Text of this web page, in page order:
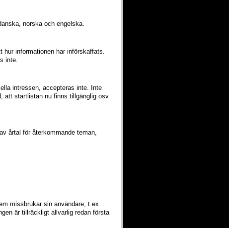
norska och engelska.
hur informationen har införskaffats.
inte.
intressen, accepteras inte. Inte
att startlistan nu finns tillgänglig osv.
årtal för återkommande teman,
missbrukar sin användare, t ex
är tillräckligt allvarlig redan första